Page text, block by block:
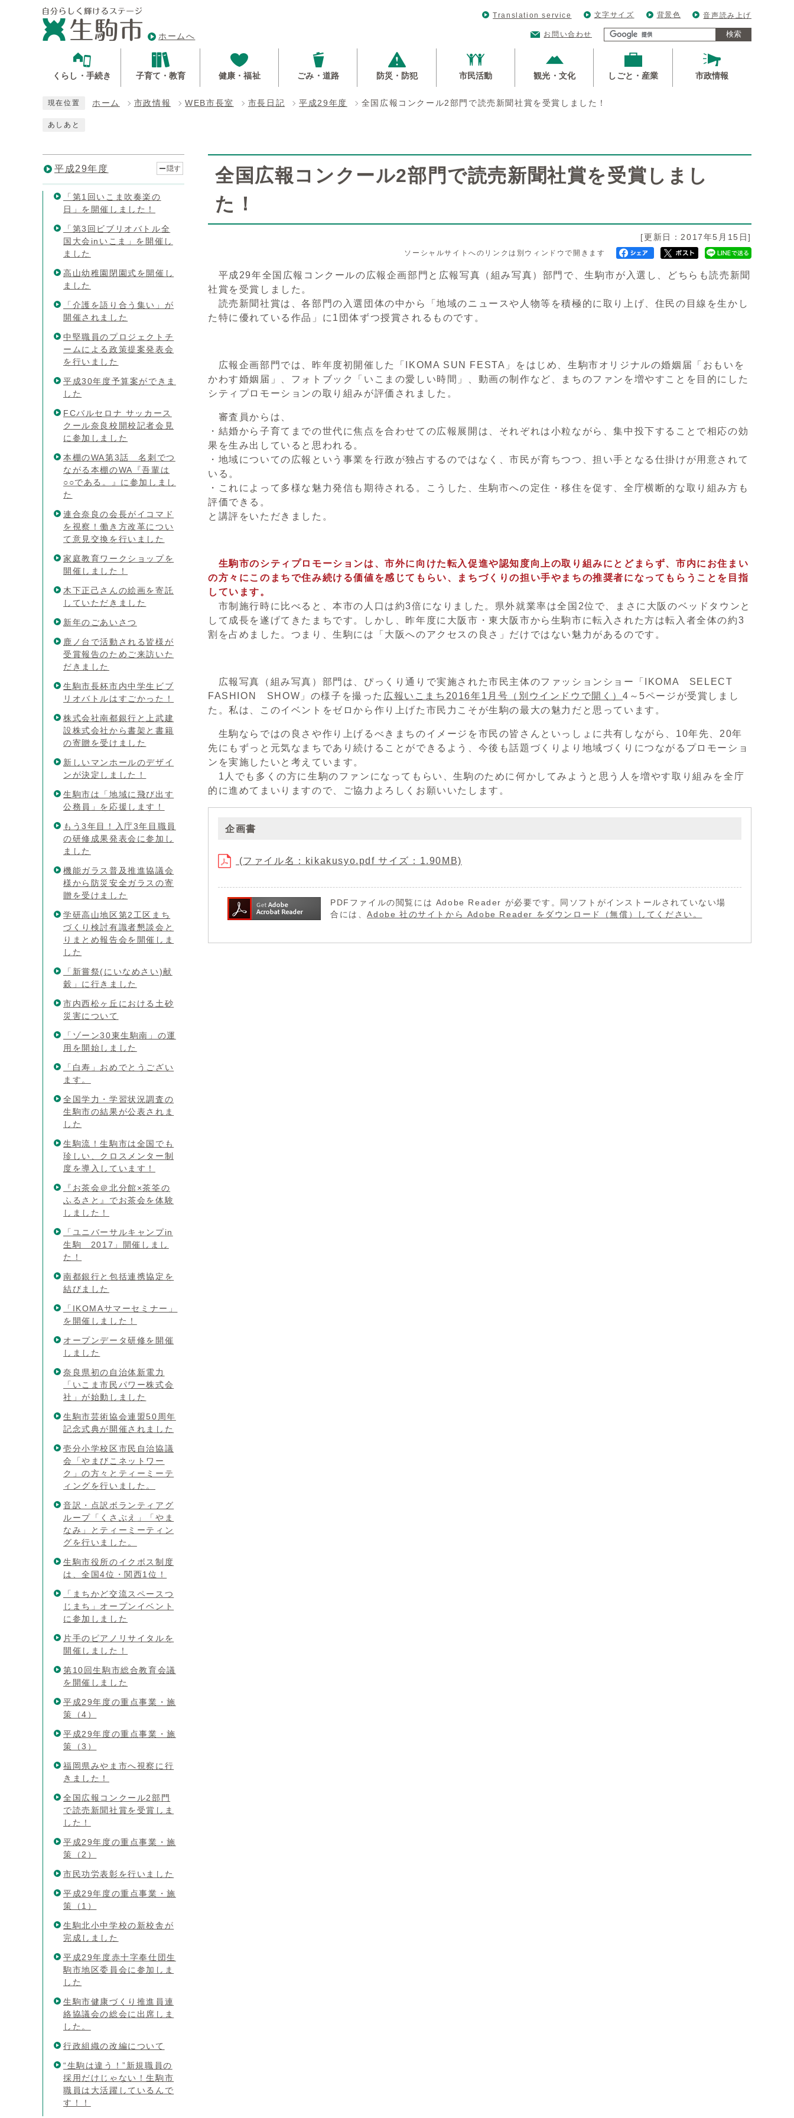
ホームへ
Translation service 文字サイズ 背景色 音声読み上げ
お問い合わせ 検索
くらし・手続き 子育て・教育 健康・福祉 ごみ・道路 防災・防犯 市民活動 観光・文化 しごと・産業 市政情報
現在位置 ホーム 市政情報 WEB市長室 市長日記 平成29年度 全国広報コンクール2部門で読売新聞社賞を受賞しました！
あしあと
全国広報コンクール2部門で読売新聞社賞を受賞しまし
た！
[更新日：2017年5月15日]
ソーシャルサイトへのリンクは別ウィンドウで開きます
平成29年全国広報コンクールの広報企画部門と広報写真（組み写真）部門で、生駒市が入選し、どちらも読売新聞
社賞を受賞しました。
読売新聞社賞は、各部門の入選団体の中から「地域のニュースや人物等を積極的に取り上げ、住民の目線を生かし
た特に優れている作品」に1団体ずつ授賞されるものです。
広報企画部門では、昨年度初開催した「IKOMA SUN FESTA」をはじめ、生駒市オリジナルの婚姻届「おもいを
かわす婚姻届」、フォトブック「いこまの愛しい時間」、動画の制作など、まちのファンを増やすことを目的にした
シティプロモーションの取り組みが評価されました。
審査員からは、
・結婚から子育てまでの世代に焦点を合わせての広報展開は、それぞれは小粒ながら、集中投下することで相応の効
果を生み出していると思われる。
・地域についての広報という事業を行政が独占するのではなく、市民が育ちつつ、担い手となる仕掛けが用意されて
いる。
・これによって多様な魅力発信も期待される。こうした、生駒市への定住・移住を促す、全庁横断的な取り組み方も
評価できる。
と講評をいただきました。
生駒市のシティプロモーションは、市外に向けた転入促進や認知度向上の取り組みにとどまらず、市内にお住まい
の方々にこのまちで住み続ける価値を感じてもらい、まちづくりの担い手やまちの推奨者になってもらうことを目指
しています。
市制施行時に比べると、本市の人口は約3倍になりました。県外就業率は全国2位で、まさに大阪のベッドタウンと
して成長を遂げてきたまちです。しかし、昨年度に大阪市・東大阪市から生駒市に転入された方は転入者全体の約3
割を占めました。つまり、生駒には「大阪へのアクセスの良さ」だけではない魅力があるのです。
広報写真（組み写真）部門は、ぴっくり通りで実施された市民主体のファッションショー「IKOMA SELECT
FASHION SHOW」の様子を撮った 広報いこまち2016年1月号 （別ウインドウで開く）4～5ページが受賞しまし
た。私は、このイベントをゼロから作り上げた市民力こそが生駒の最大の魅力だと思っています。
生駒ならではの良さや作り上げるべきまちのイメージを市民の皆さんといっしょに共有しながら、10年先、20年
先にもずっと元気なまちであり続けることができるよう、今後も話題づくりより地域づくりにつながるプロモーショ
ンを実施したいと考えています。
1人でも多くの方に生駒のファンになってもらい、生駒のために何かしてみようと思う人を増やす取り組みを全庁
的に進めてまいりますので、ご協力よろしくお願いいたします。
企画書
(ファイル名：kikakusyo.pdf サイズ：1.90MB)
PDFファイルの閲覧には Adobe Reader が必要です。同ソフトがインストールされていない場
合には、Adobe 社のサイトから Adobe Reader をダウンロード（無償）してください。
平成29年度 隠す
「第1回いこま吹奏楽の
日」を開催しました！
「第3回ビブリオバトル全
国大会inいこま」を開催し
ました
高山幼稚園閉園式を開催し
ました
「介護を語り合う集い」が
開催されました
中堅職員のプロジェクトチ
ームによる政策提案発表会
を行いました
平成30年度予算案ができま
した
FCバルセロナ サッカース
クール奈良校開校記者会見
に参加しました
本棚のWA第3話 名刺でつ
ながる本棚のWA『吾輩は
○○である。』に参加しまし
た
連合奈良の会長がイコマド
を視察！働き方改革につい
て意見交換を行いました
家庭教育ワークショップを
開催しました！
木下正己さんの絵画を寄託
していただきました
新年のごあいさつ
鹿ノ台で活動される皆様が
受賞報告のためご来訪いた
だきました
生駒市長杯市内中学生ビブ
リオバトルはすごかった！
株式会社南都銀行と上武建
設株式会社から書架と書籍
の寄贈を受けました
新しいマンホールのデザイ
ンが決定しました！
生駒市は「地域に飛び出す
公務員」を応援します！
もう3年目！入庁3年目職員
の研修成果発表会に参加し
ました
機能ガラス普及推進協議会
様から防災安全ガラスの寄
贈を受けました
学研高山地区第2工区まち
づくり検討有識者懇談会と
りまとめ報告会を開催しま
した
「新嘗祭(にいなめさい)献
穀」に行きました
市内西松ヶ丘における土砂
災害について
「ゾーン30東生駒南」の運
用を開始しました
「白寿」おめでとうござい
ます。
全国学力・学習状況調査の
生駒市の結果が公表されま
した
生駒流！生駒市は全国でも
珍しい、クロスメンター制
度を導入しています！
『お茶会＠北分館×茶筌の
ふるさと』でお茶会を体験
しました！
「ユニバーサルキャンプin
生駒 2017」開催しまし
た！
南都銀行と包括連携協定を
結びました
「IKOMAサマーセミナー」
を開催しました！
オープンデータ研修を開催
しました
奈良県初の自治体新電力
「いこま市民パワー株式会
社」が始動しました
生駒市芸術協会連盟50周年
記念式典が開催されました
壱分小学校区市民自治協議
会「やまびこネットワー
ク」の方々とティーミーテ
ィングを行いました。
音訳・点訳ボランティアグ
ループ「くさぶえ」「やま
なみ」とティーミーティン
グを行いました。
生駒市役所のイクボス制度
は、全国4位・関西1位！
「まちかど交流スペースつ
じまち」オープンイベント
に参加しました
片手のピアノリサイタルを
開催しました！
第10回生駒市総合教育会議
を開催しました
平成29年度の重点事業・施
策（4）
平成29年度の重点事業・施
策（3）
福岡県みやま市へ視察に行
きました！
全国広報コンクール2部門
で読売新聞社賞を受賞しま
した！
平成29年度の重点事業・施
策（2）
市民功労表彰を行いました
平成29年度の重点事業・施
策（1）
生駒北小中学校の新校舎が
完成しました
平成29年度赤十字奉仕団生
駒市地区委員会に参加しま
した
生駒市健康づくり推進員連
絡協議会の総会に出席しま
した。
行政組織の改編について
“生駒は違う！”新規職員の
採用だけじゃない！生駒市
職員は大活躍しているんで
す！！